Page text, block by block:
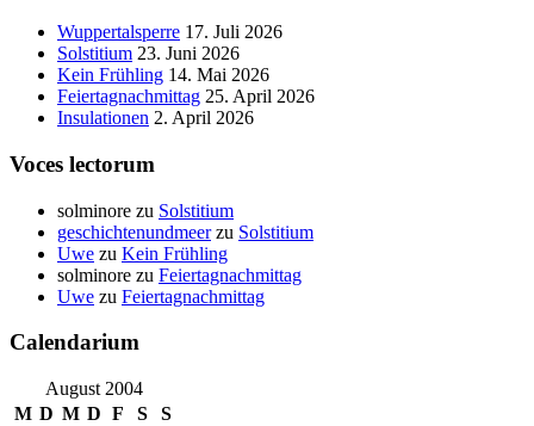
Wuppertalsperre 17. Juli 2026
Solstitium 23. Juni 2026
Kein Frühling 14. Mai 2026
Feiertagnachmittag 25. April 2026
Insulationen 2. April 2026
Voces lectorum
solminore zu Solstitium
geschichtenundmeerzu Solstitium
Uwe zu Kein Frühling
solminore zu Feiertagnachmittag
Uwe zu Feiertagnachmittag
Calendarium
August 2004
M D M D F S S